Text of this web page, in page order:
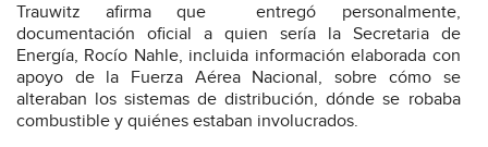
Trauwitz afirma que entregó personalmente,
documentación oficial a quien sería la Secretaria de
Energía, Rocío Nahle, incluida información elaborada con
apoyo de la Fuerza Aérea Nacional, sobre cómo se
alteraban los sistemas de distribución, dónde se robaba
combustible y quiénes estaban involucrados.